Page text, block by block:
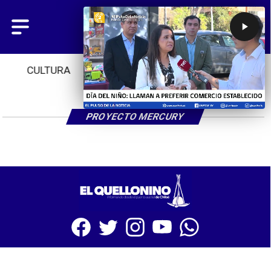
CULTURA TENDENCIAS INICIO
PROYECTO MERCURY